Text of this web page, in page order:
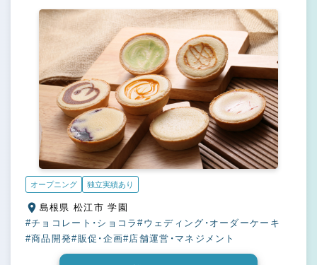
オープニング 独立実績あり
島根県 松江市 学園
#チョコレート・ショコラ#ウェディング・オーダーケーキ
#商品開発#販促・企画#店舗運営・マネジメント